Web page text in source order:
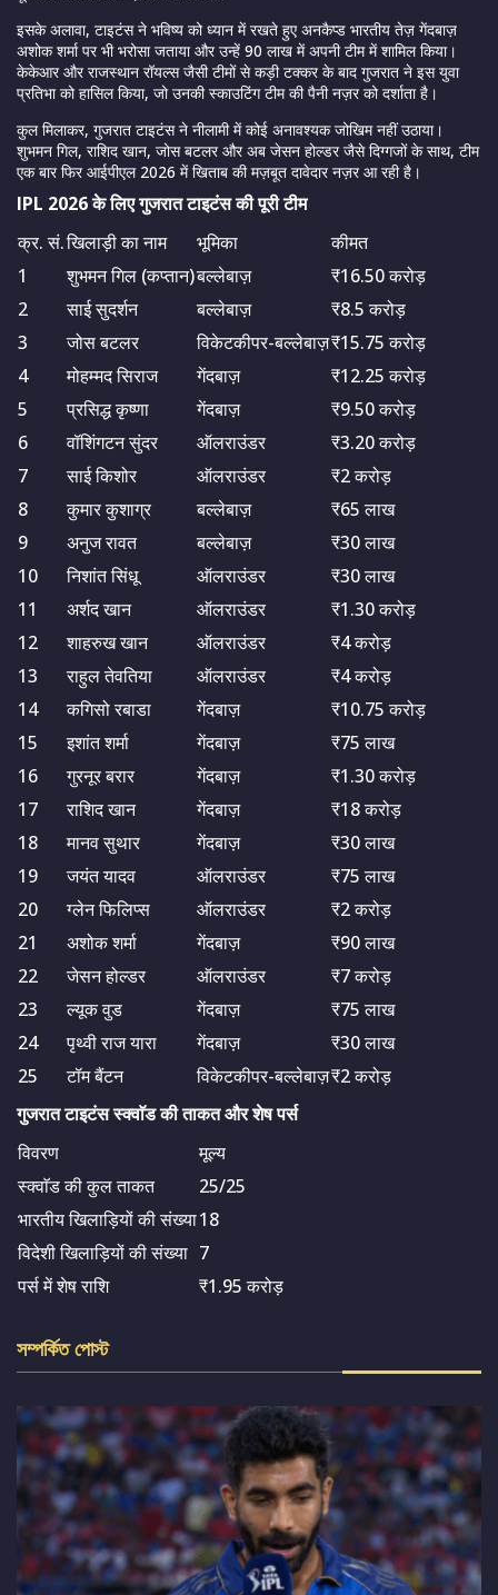
इसके अलावा, टाइटंस ने भविष्य को ध्यान में रखते हुए अनकैप्ड भारतीय तेज़ गेंदबाज़
अशोक शर्मा पर भी भरोसा जताया और उन्हें 90 लाख में अपनी टीम में शामिल किया।
केकेआर और राजस्थान रॉयल्स जैसी टीमों से कड़ी टक्कर के बाद गुजरात ने इस युवा
प्रतिभा को हासिल किया, जो उनकी स्काउटिंग टीम की पैनी नज़र को दर्शाता है।
कुल मिलाकर, गुजरात टाइटंस ने नीलामी में कोई अनावश्यक जोखिम नहीं उठाया।
शुभमन गिल, राशिद खान, जोस बटलर और अब जेसन होल्डर जैसे दिग्गजों के साथ, टीम
एक बार फिर आईपीएल 2026 में खिताब की मज़बूत दावेदार नज़र आ रही है।
IPL 2026 के लिए गुजरात टाइटंस की पूरी टीम
क्र. सं.खिलाड़ी का नाम भूमिका
कीमत
1
शुभमन गिल (कप्तान)बल्लेबाज़
₹16.50 करोड़
2
साई सुदर्शन बल्लेबाज़
₹8.5 करोड़
3
जोस बटलर विकेटकीपर-बल्लेबाज़₹15.75 करोड़
4
मोहम्मद सिराज गेंदबाज़
₹12.25 करोड़
5
प्रसिद्ध कृष्णा गेंदबाज़
₹9.50 करोड़
6
वॉशिंगटन सुंदर ऑलराउंडर
₹3.20 करोड़
7
साई किशोर ऑलराउंडर
₹2 करोड़
8
कुमार कुशाग्र बल्लेबाज़
₹65 लाख
9
अनुज रावत बल्लेबाज़
₹30 लाख
10
निशांत सिंधू ऑलराउंडर
₹30 लाख
11
अर्शद खान ऑलराउंडर
₹1.30 करोड़
12
शाहरुख खान ऑलराउंडर
₹4 करोड़
13
राहुल तेवतिया ऑलराउंडर
₹4 करोड़
14
कगिसो रबाडा गेंदबाज़
₹10.75 करोड़
15
इशांत शर्मा गेंदबाज़
₹75 लाख
16
गुरनूर बरार गेंदबाज़
₹1.30 करोड़
17
राशिद खान गेंदबाज़
₹18 करोड़
18
मानव सुथार गेंदबाज़
₹30 लाख
19
जयंत यादव ऑलराउंडर
₹75 लाख
20
ग्लेन फिलिप्स ऑलराउंडर
₹2 करोड़
21
अशोक शर्मा गेंदबाज़
₹90 लाख
22
जेसन होल्डर ऑलराउंडर
₹7 करोड़
23
ल्यूक वुड गेंदबाज़
₹75 लाख
24
पृथ्वी राज यारा गेंदबाज़
₹30 लाख
25
टॉम बैंटन विकेटकीपर-बल्लेबाज़₹2 करोड़
गुजरात टाइटंस स्क्वाॅड की ताकत और शेष पर्स
विवरण
मूल्य
स्क्वाॅड की कुल ताकत
25/25
भारतीय खिलाड़ियों की संख्या18
विदेशी खिलाड़ियों की संख्या 7
पर्स में शेष राशि
₹1.95 करोड़
সম্পর্কিত পোস্ট